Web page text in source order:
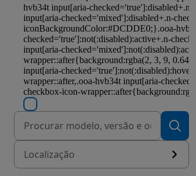
Localização